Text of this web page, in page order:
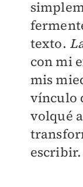
texto.
con mi
mis
vínculo
volqué
escribir.